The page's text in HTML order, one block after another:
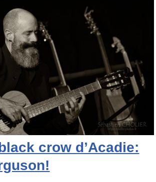
crow d’Acadie: